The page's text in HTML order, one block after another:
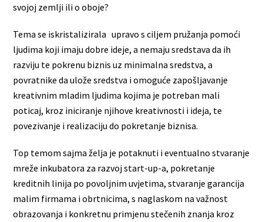
svojoj zemlji ili o oboje?
Tema se iskristalizirala upravo s ciljem pružanja pomoći
ljudima koji imaju dobre ideje, a nemaju sredstava da ih
razviju te pokrenu biznis uz minimalna sredstva, a
povratnike da ulože sredstva i omoguće zapošljavanje
kreativnim mladim ljudima kojima je potreban mali
poticaj, kroz iniciranje njihove kreativnosti i ideja, te
povezivanje i realizaciju do pokretanje biznisa.
Top temom sajma želja je potaknuti i eventualno stvaranje
mreže inkubatora za razvoj start-up-a, pokretanje
kreditnih linija po povoljnim uvjetima, stvaranje garancija
malim firmama i obrtnicima, s naglaskom na važnost
obrazovanja i konkretnu primjenu stečenih znanja kroz